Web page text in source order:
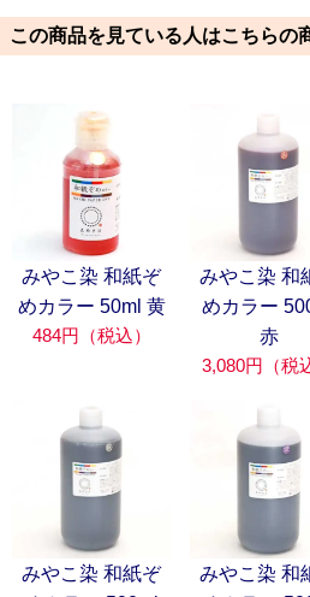
この商品を見ている人はこちらの
みやこ染 和紙ぞ
めカラー 50ml 黄
484円（税込）
みやこ染 和
めカラー
赤
3,080円（税
みやこ染 和紙ぞ
みやこ染 和